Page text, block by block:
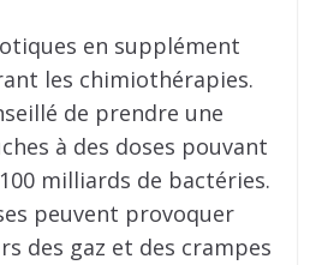
en supplément
les chimiothérapies.
de prendre une
à des doses pouvant
milliards de bactéries.
peuvent provoquer
des gaz et des crampes